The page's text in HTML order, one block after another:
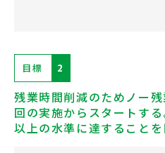
目標 2
残業時間削減のためノー
回の実施からスタートす
以上の水準に達することを